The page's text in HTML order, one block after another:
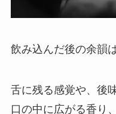
飲み込んだ後の余韻
舌に残る感覚や、後味
口の中に広がる香り、